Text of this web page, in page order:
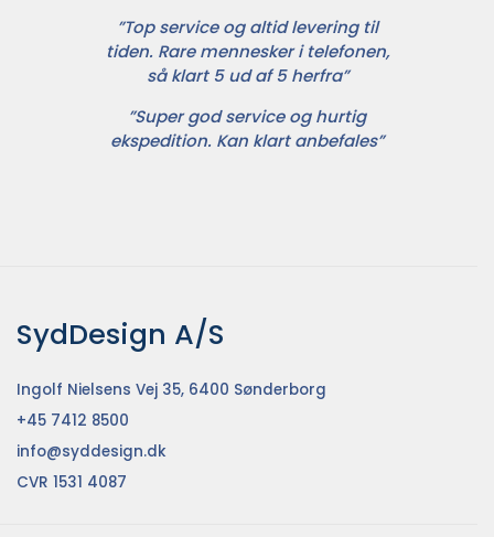
”Top service og altid levering til
tiden. Rare mennesker i telefonen,
så klart 5 ud af 5 herfra”
”Super god service og hurtig
ekspedition. Kan klart anbefales”
SydDesign A/S
Ingolf Nielsens Vej 35, 6400 Sønderborg
+45 7412 8500
info@syddesign.dk
CVR 1531 4087